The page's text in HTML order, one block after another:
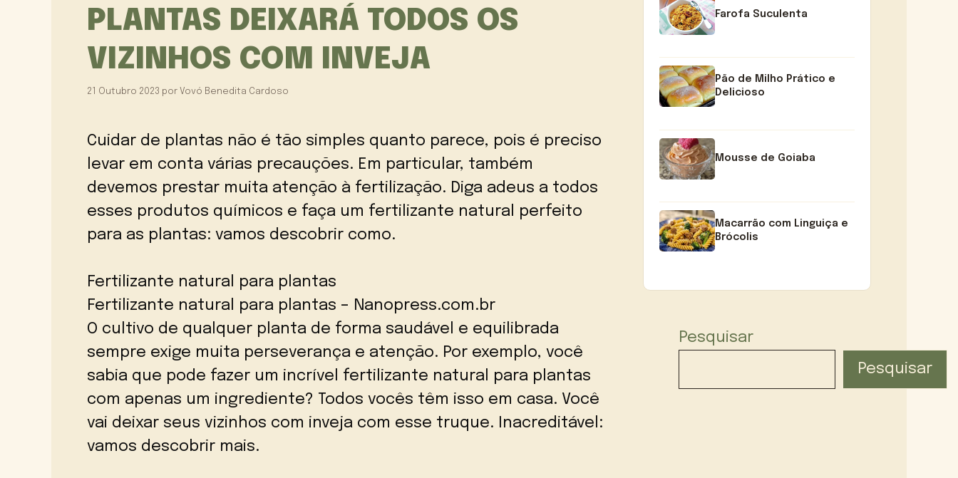
PLANTAS DEIXARÁ TODOS OS
VIZINHOS COM INVEJA
21 Outubro 2023 por Vovó Benedita Cardoso
Cuidar de plantas não é tão simples quanto parece, pois é preciso
levar em conta várias precauções. Em particular, também
devemos prestar muita atenção à fertilização. Diga adeus a todos
esses produtos químicos e faça um fertilizante natural perfeito
para as plantas: vamos descobrir como.
Fertilizante natural para plantas
Fertilizante natural para plantas – Nanopress.com.br
O cultivo de qualquer planta de forma saudável e equilibrada
sempre exige muita perseverança e atenção. Por exemplo, você
sabia que pode fazer um incrível fertilizante natural para plantas
com apenas um ingrediente? Todos vocês têm isso em casa. Você
vai deixar seus vizinhos com inveja com esse truque. Inacreditável:
vamos descobrir mais.
Farofa Suculenta
Pão de Milho Prático e
Delicioso
Mousse de Goiaba
Macarrão com Linguiça e
Brócolis
Pesquisar
Pesquisar